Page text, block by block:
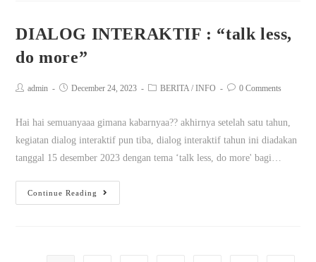
DIALOG INTERAKTIF : “talk less,
do more”
admin December 24, 2023 BERITA / INFO 0 Comments
Hai hai semuanyaaa gimana kabarnyaa?? akhirnya setelah satu tahun,
kegiatan dialog interaktif pun tiba, dialog interaktif tahun ini diadakan
tanggal 15 desember 2023 dengan tema ‘talk less, do more' bagi…
Continue Reading